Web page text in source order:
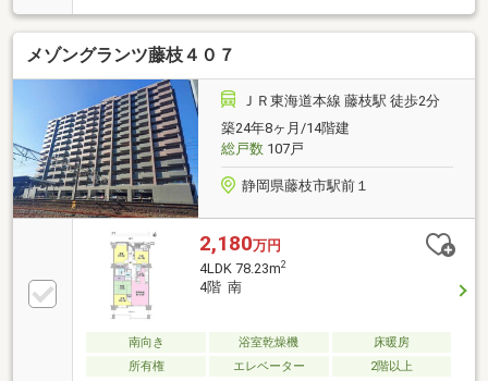
メゾングランツ藤枝４０７
ＪＲ東海道本線 藤枝駅 徒歩2分
築24年8ヶ月/14階建
総戸数107戸
静岡県藤枝市駅前１
2,180万円
4LDK 78.23m2
4階 南
南向き 浴室乾燥機
床暖房
所有権
エレベーター 2階以上